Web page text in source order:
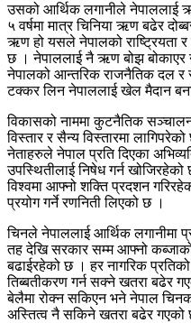
उसको आर्थिक लगानीले
५ वर्षमा मात्र चिनिया ऋण बढेर
ऋण हो यसले नेपालको राष्ट्रियता र
छ । नेपाललाई नै ऋण बोझ बोकाएर
नेपालको आन्तरिक राजनैतिक दल र
टक्कर लिन नेपाललाई खेल मैदान
विकासको नाममा कुटनैतिक
विस्तार र सैन्य विस्तारमा
नेताहरुले नेपाल प्रति दिएका
उपस्थितीलाई निषेध गर्न
विश्वमा आफ्नो शक्ति प्रदशन
प्रयोग गर्ने रणनिती लिएको छ ।
चिनले नेपाललाई आर्थिक लगानीमा
तह देखि सरकार सम्म आफ्नो
बढाईरहेको छ । हर नागरिक
तिब्बतीकरण गर्न सक्ने खतरा बढेर
बेलैमा रोक्न सकिएन भने नेपाल
अस्तित्व नै सकिने खतरा बढेर गएको